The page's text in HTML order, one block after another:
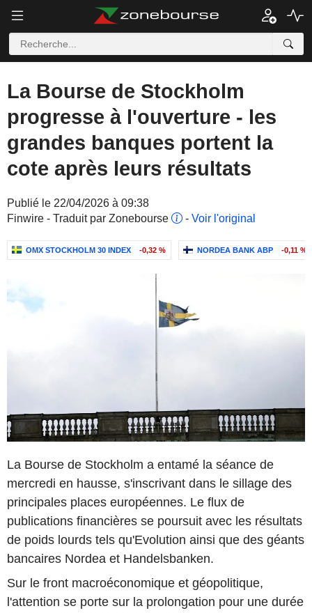
La Bourse de Stockholm
progresse à l'ouverture - les
grandes banques portent la
cote après leurs résultats
Publié le 22/04/2026 à 09:38
Finwire - Traduit par Zonebourse
- Voir l'original
OMX STOCKHOLM 30 INDEX -0,32 % NORDEA BANK ABP -0,11 %
La Bourse de Stockholm a entamé la séance de
mercredi en hausse, s'inscrivant dans le sillage des
principales places européennes. Le flux de
publications financières se poursuit avec les résultats
de poids lourds tels qu'Evolution ainsi que des géants
bancaires Nordea et Handelsbanken.
Sur le front macroéconomique et géopolitique,
l'attention se porte sur la prolongation pour une durée